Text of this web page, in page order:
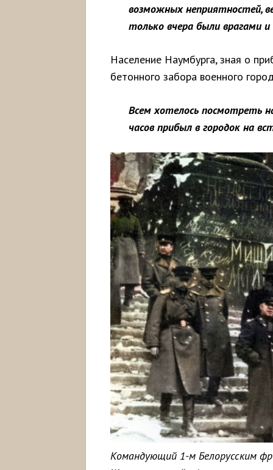
возможных неприятностей,
только вчера были врагами
Население Наумбурга, зная о
бетонного забора военного
Всем хотелось посмотреть
часов прибыл в городок на
Командующий 1-м Белорусским